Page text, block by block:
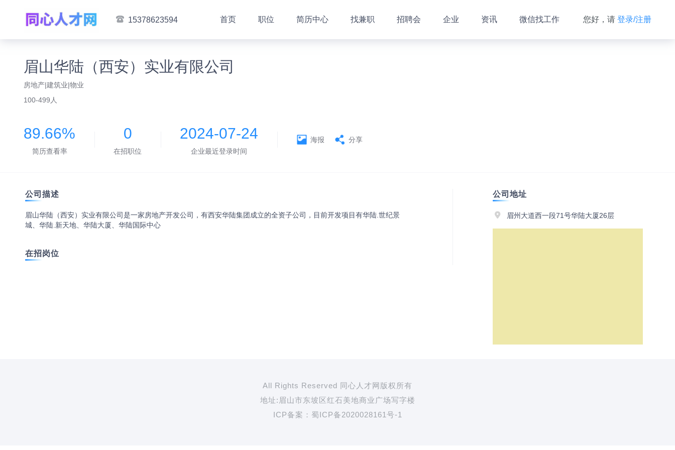
15378623594 首页 职位 简历中心 找兼职 招聘会 企业 资讯 微信找工作 您好，请 登录/注册
眉山华陆（西安）实业有限公司
房地产|建筑业|物业
100-499人
89.66%
简历查看率
0
在招职位
2024-07-24
企业最近登录时间
海报 分享
公司描述
眉山华陆（西安）实业有限公司是一家房地产开发公司，有西安华陆集团成立的全资子公司，目前开发项目有华陆.世纪景
城、华陆.新天地、华陆大厦、华陆国际中心
在招岗位
公司地址
眉州大道西一段71号华陆大厦26层
All Rights Reserved 同心人才网版权所有
地址:眉山市东坡区红石美地商业广场写字楼
ICP备案： 蜀ICP备2020028161号-1